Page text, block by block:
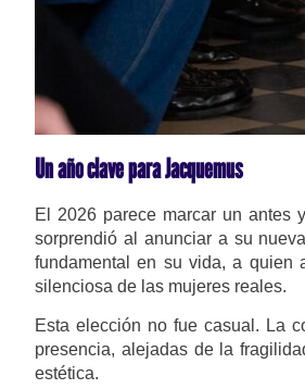
Un año clave para Jacquemus
El 2026 parece marcar un antes
sorprendió al anunciar a su
fundamental en su vida, a quien
silenciosa de las mujeres reales.
Esta elección no fue casual. La
presencia, alejadas de la
estética.